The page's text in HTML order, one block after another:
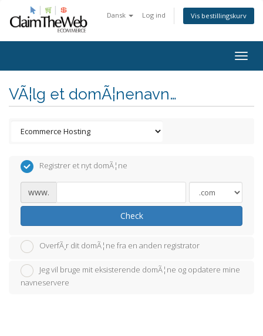
Dansk Log ind Vis bestillingskurv
VÃ¦lg et domÃ¦nenavn…
Registrer et nyt domÃ¦ne
www.
Check
OverfÃ¸r dit domÃ¦ne fra en anden registrator
Jeg vil bruge mit eksisterende domÃ¦ne og opdatere mine
navneservere